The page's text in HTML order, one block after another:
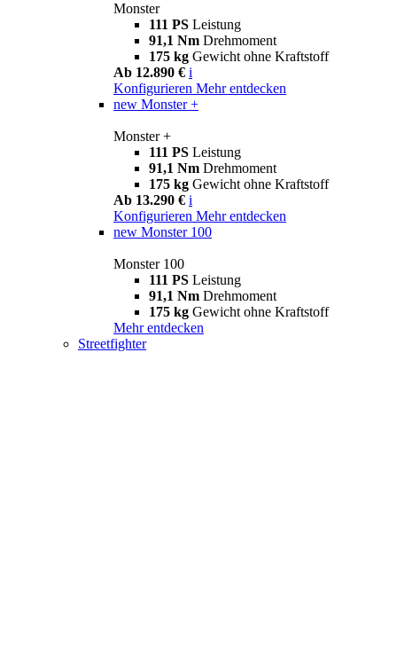
Monster
111 PS Leistung
91,1 Nm Drehmoment
175 kg Gewicht ohne Kraftstoff
Ab 12.890 € i
Konfigurieren Mehr entdecken
new Monster +
Monster +
111 PS Leistung
91,1 Nm Drehmoment
175 kg Gewicht ohne Kraftstoff
Ab 13.290 € i
Konfigurieren Mehr entdecken
new Monster 100
Monster 100
111 PS Leistung
91,1 Nm Drehmoment
175 kg Gewicht ohne Kraftstoff
Mehr entdecken
Streetfighter